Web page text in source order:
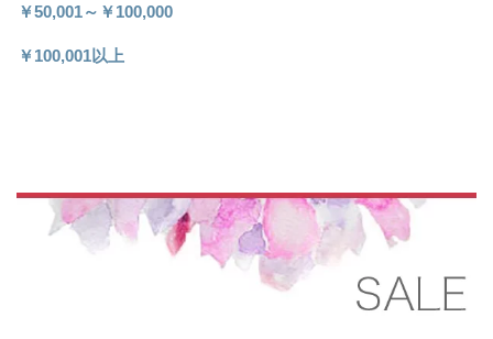
￥50,001～￥100,000
￥100,001以上